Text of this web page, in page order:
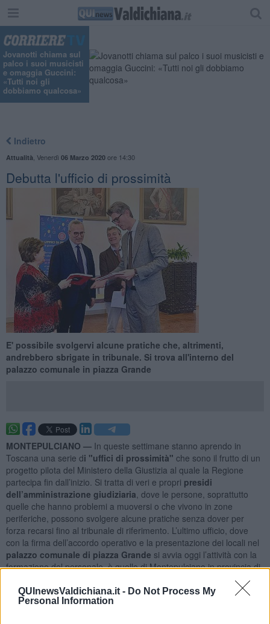
QUInewsValdichiana.it - Do Not Process My
Personal Information
Jovanotti chiama sul
palco i suoi musicisti
e omaggia Guccini:
«Tutti noi gli
dobbiamo qualcosa»
Indietro
Attualità Venerdì 06 Marzo 2020ore 14:30
Debutta l'ufficio di prossimità
E' possibile svolgervi alcune pratiche che, altrimenti,
andrebbero sbrigate in tribunale. Si trova all'interno del
palazzo comunale in piazza Grande
MONTEPULCIANO — In queste settimane stanno aprendo in
Toscana una serie di "uffici di prossimità" che sono il frutto di un
progetto pilota del Ministero della Giustizia al quale la Regione
partecipa fin dall’inizio. Si tratta di veri e propri presidi
dell’amministrazione giudiziaria , dove le persone, soprattutto
quelle che hanno problemi a muoversi o che vivono in zone
periferiche, possono svolgere alcune pratiche senza dover per
forza recarsi fino al tribunale di riferimento. L’ultimo ufficio, dove
con la firma dell’accordo operativo e la presentazione dei locali nel
palazzo comunale di piazza Grande si avvia oggi l’attività con la
formazione del personale, è quello di Montepulciano in provincia di
L’accordo operativo è stato firmato stamani a Montepulciano